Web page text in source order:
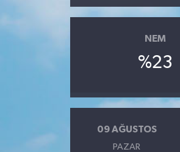
NEM
%23
09 AĞUSTOS
PAZAR